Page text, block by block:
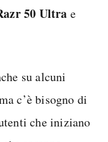
50 Ultra e
su alcuni
c’è bisogno di
che iniziano